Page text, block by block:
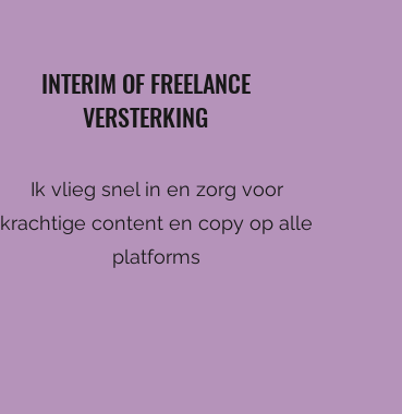
INTERIM OF FREELANCE
VERSTERKING
Ik vlieg snel in en zorg voor
krachtige content en copy op alle
platforms